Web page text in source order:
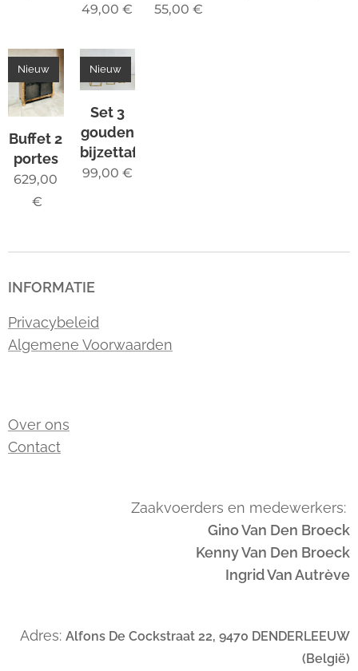
49,00 € 55,00 €
Buffet 2
portes
Nieuw
629,00
€
Set 3
gouden
bijzettafeltjes
Nieuw
99,00 €
INFORMATIE
Privacybeleid
Algemene Voorwaarden
Over ons
Contact
Zaakvoerders en medewerkers:
Gino Van Den Broeck
Kenny Van Den Broeck
Ingrid Van Autrève
Adres: Alfons De Cockstraat 22, 9470 DENDERLEEUW
(België)